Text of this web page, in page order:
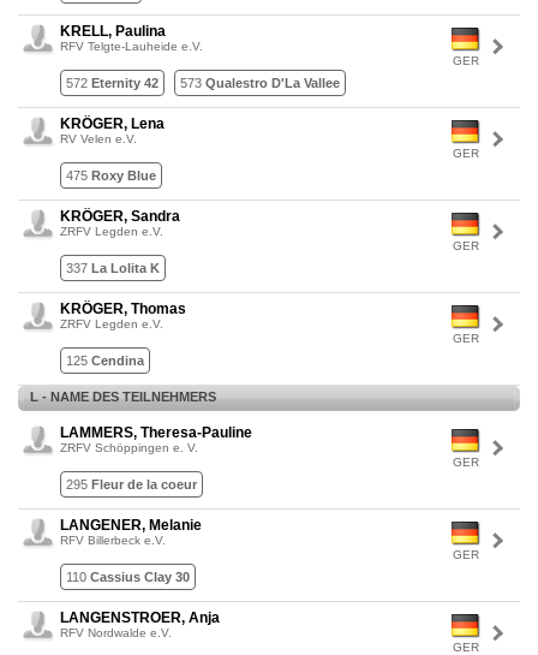
GER
KRELL, Paulina
RFV Telgte-Lauheide e.V.
572 Eternity 42 573 Qualestro D'La Vallee
GER
KRÖGER, Lena
RV Velen e.V.
475 Roxy Blue
GER
KRÖGER, Sandra
ZRFV Legden e.V.
337 La Lolita K
GER
KRÖGER, Thomas
ZRFV Legden e.V.
125 Cendina
L - NAME DES TEILNEHMERS
GER
LAMMERS, Theresa-Pauline
ZRFV Schöppingen e. V.
295 Fleur de la coeur
GER
LANGENER, Melanie
RFV Billerbeck e.V.
110 Cassius Clay 30
GER
LANGENSTROER, Anja
RFV Nordwalde e.V.